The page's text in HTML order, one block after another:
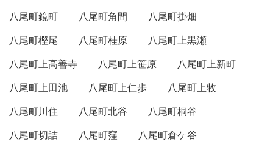
八尾町鏡町
八尾町角間
八尾町掛畑
八尾町樫尾
八尾町桂原
八尾町上黒瀬
八尾町上高善寺
八尾町上笹原
八尾町上新町
八尾町上田池
八尾町上仁歩
八尾町上牧
八尾町川住
八尾町北谷
八尾町桐谷
八尾町切詰
八尾町窪
八尾町倉ケ谷